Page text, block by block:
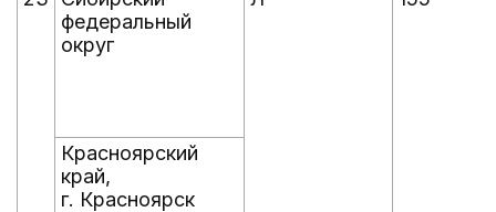
федеральный
округ
Красноярский
край,
г. Красноярск